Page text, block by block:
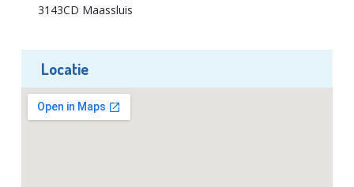
3143CD Maassluis
Locatie